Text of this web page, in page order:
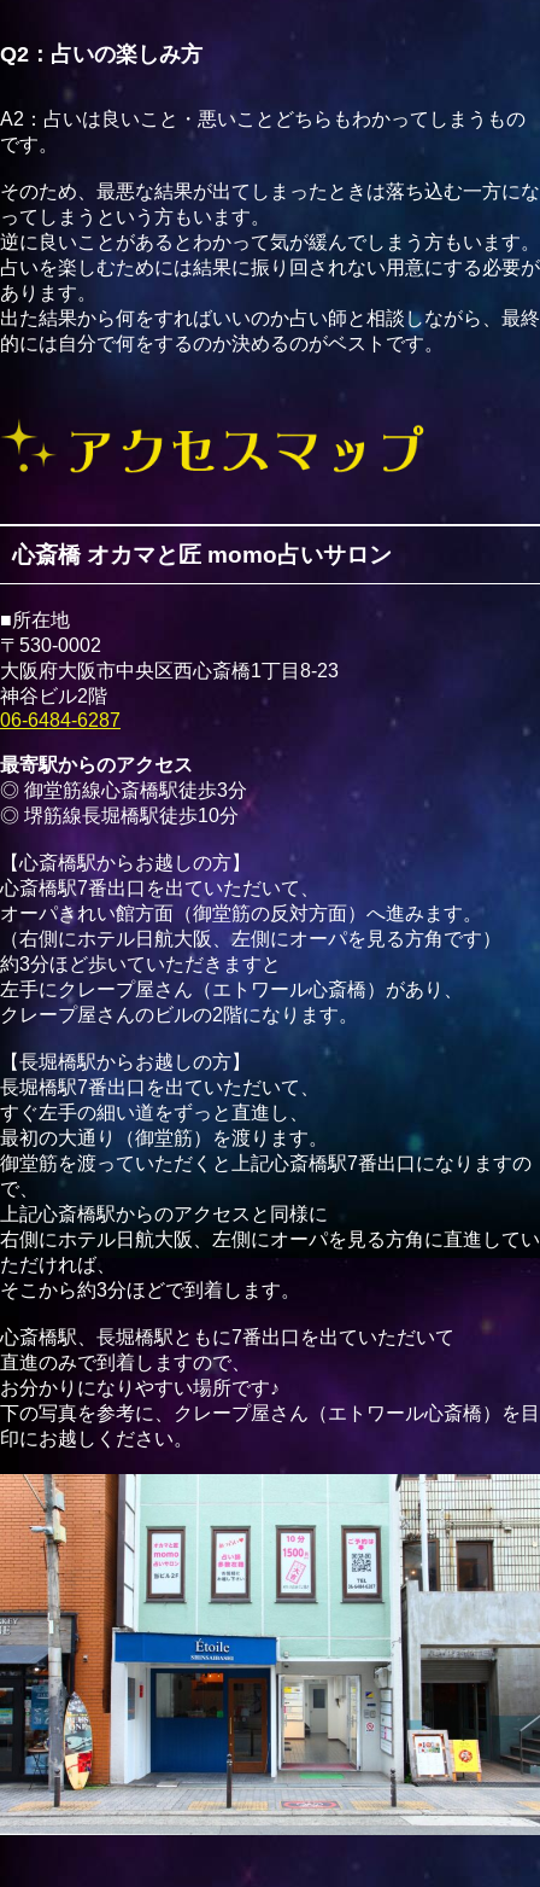
Q2：占いの楽しみ方
A2：占いは良いこと・悪いことどちらもわかってしまうもの
です。
そのため、最悪な結果が出てしまったときは落ち込む一方にな
ってしまうという方もいます。
逆に良いことがあるとわかって気が緩んでしまう方もいます。
占いを楽しむためには結果に振り回されない用意にする必要が
あります。
出た結果から何をすればいいのか占い師と相談しながら、最終
的には自分で何をするのか決めるのがベストです。
心斎橋 オカマと匠 momo占いサロン
■所在地
〒530-0002
大阪府大阪市中央区西心斎橋1丁目8-23
神谷ビル2階
06-6484-6287
最寄駅からのアクセス
◎ 御堂筋線心斎橋駅徒歩3分
◎ 堺筋線長堀橋駅徒歩10分
【心斎橋駅からお越しの方】
心斎橋駅7番出口を出ていただいて、
オーパきれい館方面（御堂筋の反対方面）へ進みます。
（右側にホテル日航大阪、左側にオーパを見る方角です）
約3分ほど歩いていただきますと
左手にクレープ屋さん（エトワール心斎橋）があり、
クレープ屋さんのビルの2階になります。
【長堀橋駅からお越しの方】
長堀橋駅7番出口を出ていただいて、
すぐ左手の細い道をずっと直進し、
最初の大通り（御堂筋）を渡ります。
御堂筋を渡っていただくと上記心斎橋駅7番出口になりますの
で、
上記心斎橋駅からのアクセスと同様に
右側にホテル日航大阪、左側にオーパを見る方角に直進してい
ただければ、
そこから約3分ほどで到着します。
心斎橋駅、長堀橋駅ともに7番出口を出ていただいて
直進のみで到着しますので、
お分かりになりやすい場所です♪
下の写真を参考に、クレープ屋さん（エトワール心斎橋）を目
印にお越しください。